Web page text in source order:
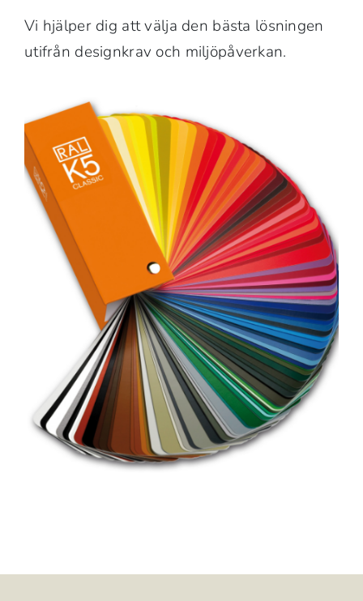
Vi hjälper dig att välja den bästa lösningen
utifrån designkrav och miljöpåverkan.